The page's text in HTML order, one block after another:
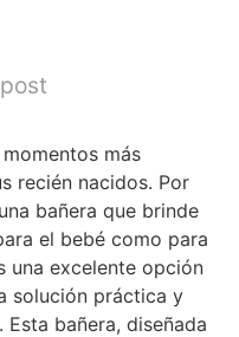
más
recién nacidos. Por
bañera que brinde
el bebé como para
una excelente opción
solución práctica y
bañera, diseñada